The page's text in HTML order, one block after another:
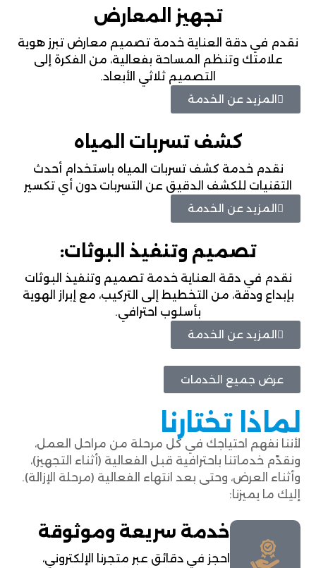
تجهيز المعارض
نقدم في دقة العناية خدمة تصميم معارض تبرز هوية
علامتك وتنظم المساحة بفعالية، من الفكرة إلى
التصميم ثلاثي الأبعاد.
المزيد عن الخدمة
كشف تسربات المياه
نقدم خدمة كشف تسربات المياه باستخدام أحدث
التقنيات للكشف الدقيق عن التسربات دون أي تكسير
المزيد عن الخدمة
تصميم وتنفيذ البوثات:
نقدم في دقة العناية خدمة تصميم وتنفيذ البوثات
بإبداع ودقة، من التخطيط إلى التركيب، مع إبراز الهوية
بأسلوب احترافي.
المزيد عن الخدمة
عرض جميع الخدمات
لماذا تختارنا
لأننا نفهم احتياجك في كل مرحلة من مراحل العمل،
ونقدّم خدماتنا باحترافية قبل الفعالية (أثناء التجهيز)،
وأثناء العرض، وحتى بعد انتهاء الفعالية (مرحلة الإزالة).
إليك ما يميزنا:
خدمة سريعة وموثوقة
احجز في دقائق عبر متجرنا الإلكتروني،